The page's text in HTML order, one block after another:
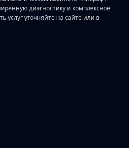
диагностику и комплексное
услуг уточняйте на сайте или в